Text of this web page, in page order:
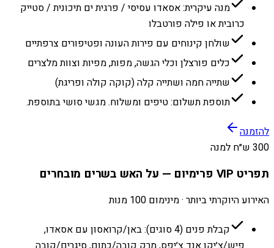
מנה עיקרית: אסאדו עסיסי / פרגית ים תיכונית / סטייק
כרובית או פילה פורטבלו
שולחן קינוחים עם פירות העונה ופטיפורים צרפתיים
כלים פורצלן וכלי הגשה, מפות, מפיות וצוות מלצרים
שתייה חמה ושתייה קלה (קוקה קולה ופריגת)
תוספת תשלום: טיפים ומשלוח. מגשי סושי בתוספת.
להזמנה
300 ש״ח למנה
תפריט VIP פרימיום — על האש בשרים מובחרים
האירוע היוקרתי ביותר · מינימום 100 מנות
קבלת פנים (4 סוגים): באן/קרואסון עם אסאדו,